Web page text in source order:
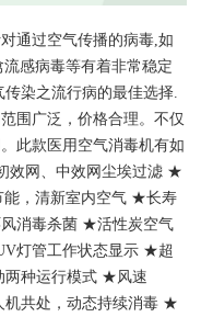
通过空气传播的病毒,如
感病毒等有着非常稳定
染之流行病的最佳选择.
围广泛，价格合理。不仅
此款医用空气消毒机有如
效网、中效网尘埃过滤 ★
，清新室内空气 ★长寿
风消毒杀菌 ★活性炭空气
灯管工作状态显示 ★超
两种运行模式 ★风速
机共处，动态持续消毒 ★